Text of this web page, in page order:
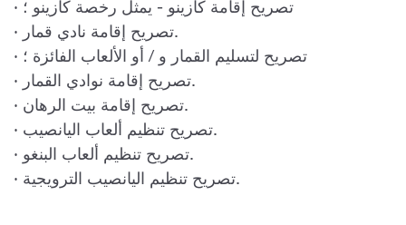
· تصريح إقامة كازينو - يمثل رخصة كازينو ؛
· تصريح إقامة نادي قمار.
· تصريح لتسليم القمار و / أو الألعاب الفائزة ؛
· تصريح إقامة نوادي القمار.
· تصريح إقامة بيت الرهان.
· تصريح تنظيم ألعاب اليانصيب.
· تصريح تنظيم ألعاب البنغو.
· تصريح تنظيم اليانصيب الترويجية.